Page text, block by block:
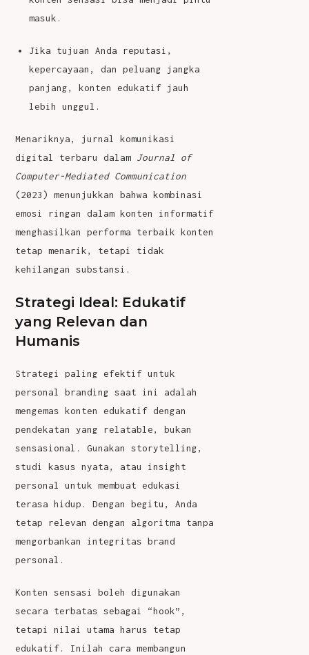
masuk.
Jika tujuan Anda reputasi,
kepercayaan, dan peluang jangka
panjang, konten edukatif jauh
lebih unggul.
Menariknya, jurnal komunikasi
digital terbaru dalam Journal of
Computer-Mediated Communication
(2023) menunjukkan bahwa kombinasi
emosi ringan dalam konten informatif
menghasilkan performa terbaik konten
tetap menarik, tetapi tidak
kehilangan substansi.
Strategi Ideal: Edukatif
yang Relevan dan
Humanis
Strategi paling efektif untuk
personal branding saat ini adalah
mengemas konten edukatif dengan
pendekatan yang relatable, bukan
sensasional. Gunakan storytelling,
studi kasus nyata, atau insight
personal untuk membuat edukasi
terasa hidup. Dengan begitu, Anda
tetap relevan dengan algoritma tanpa
mengorbankan integritas brand
personal.
Konten sensasi boleh digunakan
secara terbatas sebagai “hook”,
tetapi nilai utama harus tetap
edukatif. Inilah cara membangun